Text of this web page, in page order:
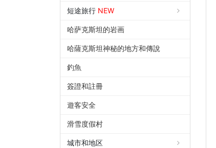
短途旅行 NEW
哈萨克斯坦的岩画
哈薩克斯坦神秘的地方和傳說
釣魚
簽證和註冊
遊客安全
滑雪度假村
城市和地区